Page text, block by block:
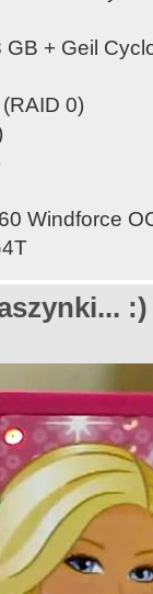
+ Geil
0)
Windforce
:)